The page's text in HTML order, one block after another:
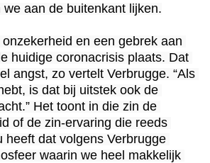
aan de buitenkant lijken.
en een gebrek aan
huidige coronacrisis plaats. Dat
angst, zo vertelt Verbrugge. “Als
is dat bij uitstek ook de
Het toont in die zin de
of de zin-ervaring die reeds
heeft dat volgens Verbrugge
waarin we heel makkelijk